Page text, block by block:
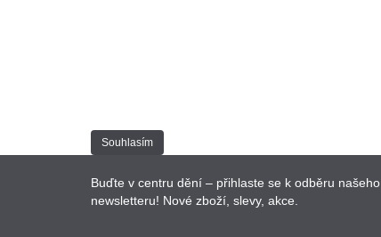
Souhlasím
Buďte v centru dění – přihlaste se k odběru našeho
newsletteru! Nové zboží, slevy, akce.